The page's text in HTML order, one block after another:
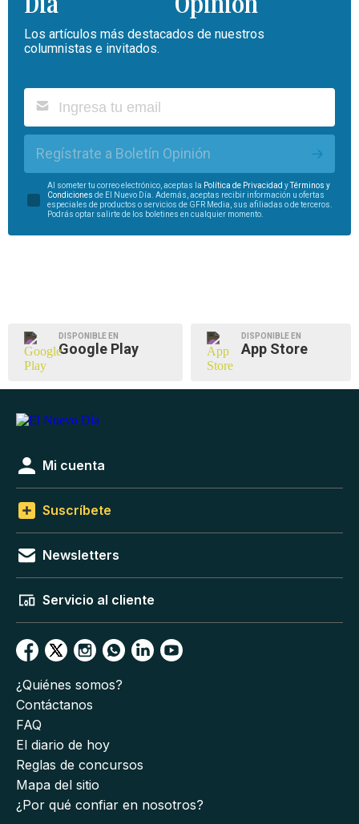
Los artículos más destacados de nuestros
columnistas e invitados.
Regístrate a Boletín Opinión
Al someter tu correo electrónico, aceptas la Política de Privacidad y
Términos y
Condiciones de El Nuevo Día. Además, aceptas recibir información u ofertas
especiales de productos o servicios de GFR Media, sus afiliadas o de terceros.
Podrás optar salirte de los boletines en cualquier momento.
DISPONIBLE EN
Google Play
DISPONIBLE EN
App Store
Mi cuenta
Suscríbete
Newsletters
Servicio al cliente
¿Quiénes somos?
Contáctanos
FAQ
El diario de hoy
Reglas de concursos
Mapa del sitio
¿Por qué confiar en nosotros?